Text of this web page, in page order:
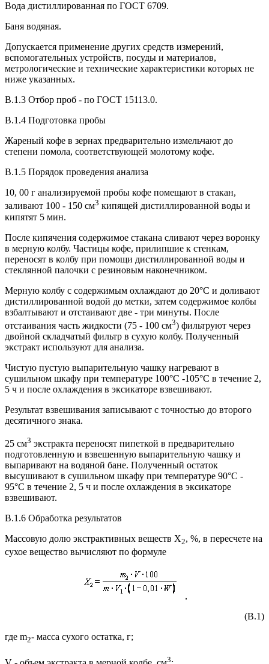
Вода дистиллированная по ГОСТ 6709.
Баня водяная.
Допускается применение других средств измерений,
вспомогательных устройств, посуды и материалов,
метрологические и технические характеристики которых не
ниже указанных.
B.1.3 Отбор проб - по ГОСТ 15113.0.
B.1.4 Подготовка пробы
Жареный кофе в зернах предварительно измельчают до
степени помола, соответствующей молотому кофе.
B.1.5 Порядок проведения анализа
10, 00 г анализируемой пробы кофе помещают в стакан,
заливают 100 - 150 см3 кипящей дистиллированной воды и
кипятят 5 мин.
После кипячения содержимое стакана сливают через воронку
в мерную колбу. Частицы кофе, прилипшие к стенкам,
переносят в колбу при помощи дистиллированной воды и
стеклянной палочки с резиновым наконечником.
Мерную колбу с содержимым охлаждают до 20°С и доливают
дистиллированной водой до метки, затем содержимое колбы
взбалтывают и отстаивают две - три минуты. После
отстаивания часть жидкости (75 - 100 см3) фильтруют через
двойной складчатый фильтр в сухую колбу. Полученный
экстракт используют для анализа.
Чистую пустую выпарительную чашку нагревают в
сушильном шкафу при температуре 100°С -105°С в течение 2,
5 ч и после охлаждения в эксикаторе взвешивают.
Результат взвешивания записывают с точностью до второго
десятичного знака.
25 см3 экстракта переносят пипеткой в предварительно
подготовленную и взвешенную выпарительную чашку и
выпаривают на водяной бане. Полученный остаток
высушивают в сушильном шкафу при температуре 90°С -
95°С в течение 2, 5 ч и после охлаждения в эксикаторе
взвешивают.
В.1.6 Обработка результатов
Массовую долю экстрактивных веществ X2, %, в пересчете на
сухое вещество вычисляют по формуле
,
(B.1)
где m2- масса сухого остатка, г;
3